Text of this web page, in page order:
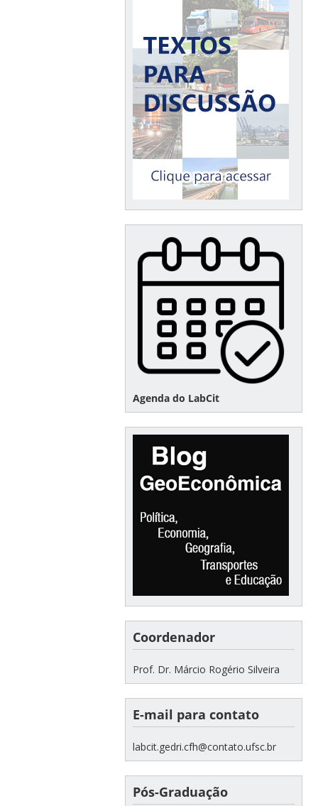
Agenda do LabCit
Coordenador
Prof. Dr. Márcio Rogério Silveira
E-mail para contato
labcit.gedri.cfh@contato.ufsc.br
Pós-Graduação